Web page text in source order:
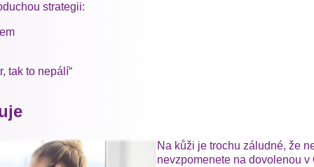
strategii:
tak to nepálí“
Na kůži je trochu záludné, že
nevzpomenete na dovolenou